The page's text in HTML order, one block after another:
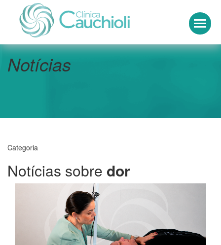
Clínica Cauchioli
Notícias
Categoria
Notícias sobre dor